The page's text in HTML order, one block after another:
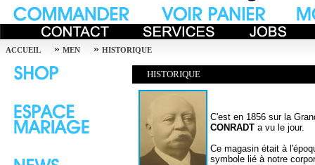
ACCUEIL » MEN » HISTORIQUE
HISTORIQUE
C'est en 1856 sur la
CONRADT a vu le jour.
Ce magasin était à
symbole lié à notre